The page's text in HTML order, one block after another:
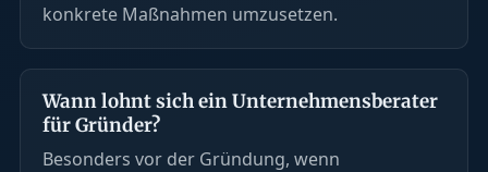
konkrete Maßnahmen umzusetzen.
Wann lohnt sich ein Unternehmensberater
für Gründer?
Besonders vor der Gründung, wenn